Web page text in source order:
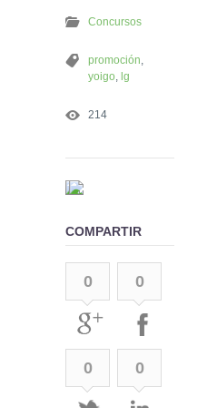
Concursos
promoción
yoigo lg
214
COMPARTIR
0 0
0 0